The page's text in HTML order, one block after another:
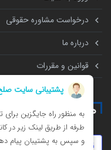
درخواست مشاوره حقوقی
درباره ما
قوانین و مقررات
همه چیز درباره
زورگیری کلاهبرداری